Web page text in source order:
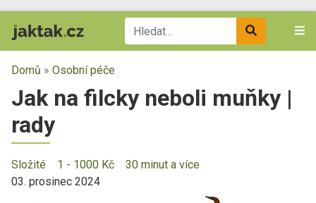
Domů » Osobní péče
Jak na filcky neboli muňky |
rady
Složité 1 - 1000 Kč
30 minut a více
03. prosinec 2024